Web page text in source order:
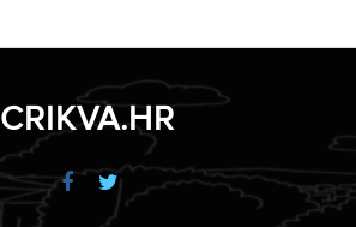
CRIKVA.HR